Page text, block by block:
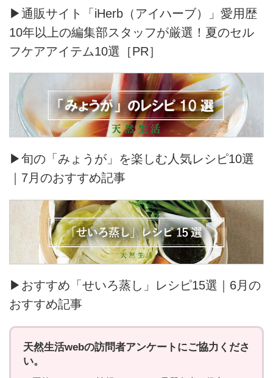
▶通販サイト「iHerb（アイハーブ）」愛用歴
10年以上の編集部スタッフが厳選！夏のセル
フケアアイテム10選［PR］
▶旬の「みょうが」を楽しむ人気レシピ10選
｜7月のおすすめ記事
▶おすすめ「せいろ蒸し」レシピ15選｜6月の
おすすめ記事